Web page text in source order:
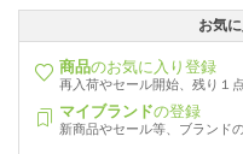
お気
商品のお気に入り登録
再入荷やセール開始、残り１
マイブランドの登録
新商品やセール等、ブランド